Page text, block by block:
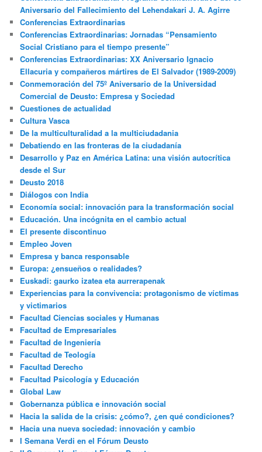
Aniversario del Fallecimiento del Lehendakari J. A. Agirre
Conferencias Extraordinarias
Conferencias Extraordinarias: Jornadas “Pensamiento
Social Cristiano para el tiempo presente”
Conferencias Extraordinarias: XX Aniversario Ignacio
Ellacuria y compañeros mártires de El Salvador (1989-2009)
Conmemoración del 75º Aniversario de la Universidad
Comercial de Deusto: Empresa y Sociedad
Cuestiones de actualidad
Cultura Vasca
De la multiculturalidad a la multiciudadania
Debatiendo en las fronteras de la ciudadanía
Desarrollo y Paz en América Latina: una visión autocrítica
desde el Sur
Deusto 2018
Diálogos con India
Economía social: innovación para la transformación social
Educación. Una incógnita en el cambio actual
El presente discontinuo
Empleo Joven
Empresa y banca responsable
Europa: ¿ensueños o realidades?
Euskadi: gaurko izatea eta aurrerapenak
Experiencias para la convivencia: protagonismo de víctimas
y victimarios
Facultad Ciencias sociales y Humanas
Facultad de Empresariales
Facultad de Ingeniería
Facultad de Teología
Facultad Derecho
Facultad Psicología y Educación
Global Law
Gobernanza pública e innovación social
Hacia la salida de la crisis: ¿cómo?, ¿en qué condiciones?
Hacia una nueva sociedad: innovación y cambio
I Semana Verdi en el Fórum Deusto